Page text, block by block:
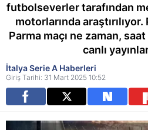
futbolseverler tarafından
motorlarında
Parma maçı ne zaman,
canlı
İtalya Serie A Haberleri
Giriş Tarihi: 31 Mart 2025 10:52